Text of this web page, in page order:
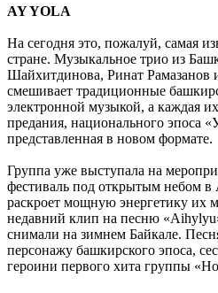
AY YOLA
На сегодня это, пожалуй, самая
стране. Музыкальное трио из
Шайхитдинова, Ринат Рамазанов
смешивает традиционные
электронной музыкой, а каждая
предания, национального эпоса
представленная в новом формате.
Группа уже выступала на
фестиваль под открытым небом в
раскроет мощную энергетику их
недавний клип на песню
снимали на зимнем Байкале.
персонажу башкирского эпоса,
героини первого хита группы